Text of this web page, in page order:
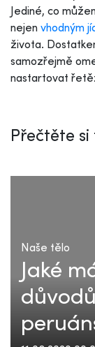
Jediné, co
nejen vhodným
života.
samozřejmě
nastartovat
Přečtěte
Naše tělo
Jaké